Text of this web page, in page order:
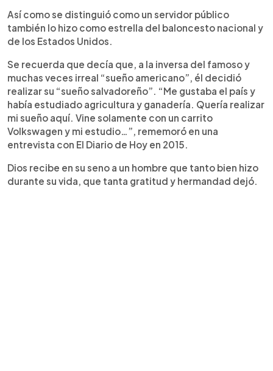
Así como se distinguió como un servidor público
también lo hizo como estrella del baloncesto nacional y
de los Estados Unidos.
Se recuerda que decía que, a la inversa del famoso y
muchas veces irreal “sueño americano”, él decidió
realizar su “sueño salvadoreño”. “Me gustaba el país y
había estudiado agricultura y ganadería. Quería realizar
mi sueño aquí. Vine solamente con un carrito
Volkswagen y mi estudio…”, rememoró en una
entrevista con El Diario de Hoy en 2015.
Dios recibe en su seno a un hombre que tanto bien hizo
durante su vida, que tanta gratitud y hermandad dejó.